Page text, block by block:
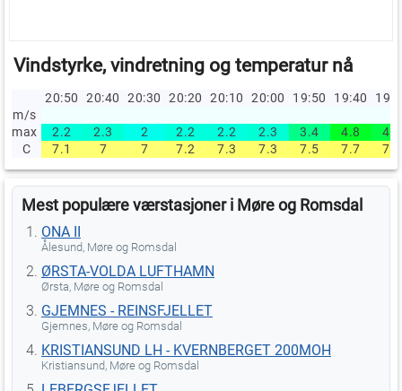
Vindstyrke, vindretning og temperatur nå
20:50 20:40 20:30 20:20 20:10 20:00 19:50 19:40
m/s
max
2.2 2.3 2 2.2 2.2 2.3 3.4 4.8
4.4
C
7.1 7 7 7.2 7.3 7.3 7.5 7.7 7.6
Mest populære værstasjoner i Møre og Romsdal
ONA II
Ålesund, Møre og Romsdal
ØRSTA-VOLDA LUFTHAMN
Ørsta, Møre og Romsdal
GJEMNES - REINSFJELLET
Gjemnes, Møre og Romsdal
KRISTIANSUND LH - KVERNBERGET 200MOH
Kristiansund, Møre og Romsdal